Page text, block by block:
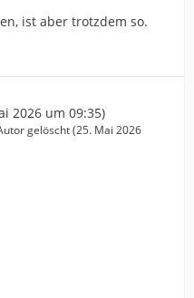
ist aber trotzdem so.
2026 um 09:35)
gelöscht (25. Mai 2026